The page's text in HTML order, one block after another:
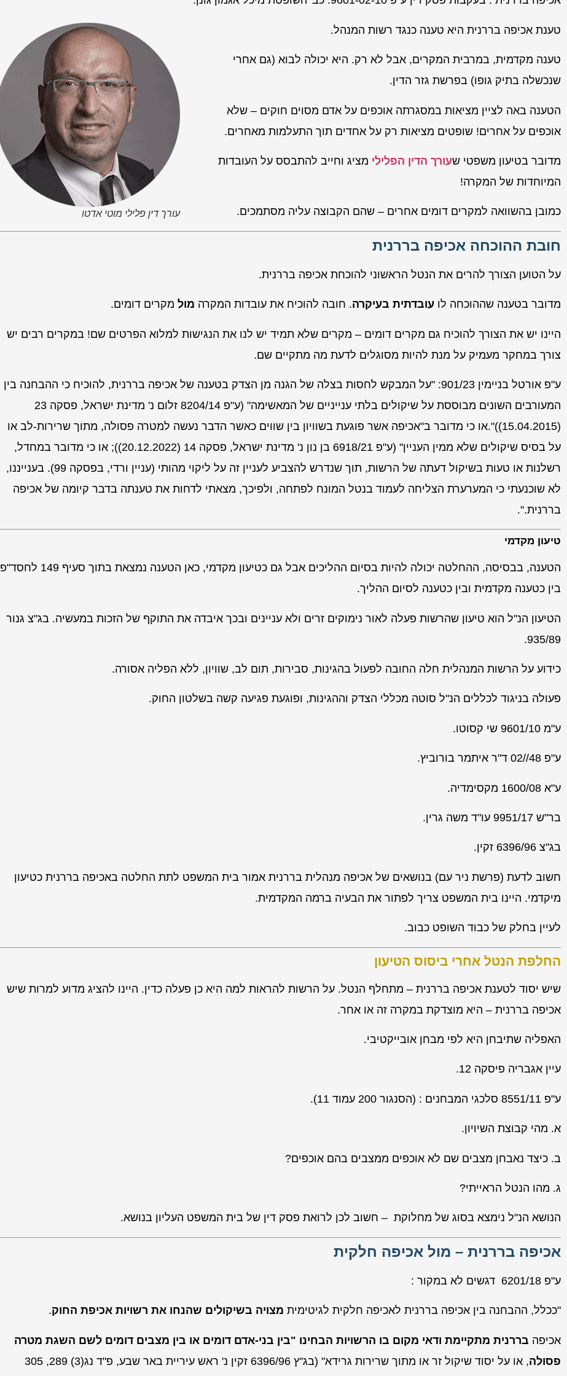
עורך דין פלילי מוטי אדטו
טענת אכיפה בררנית היא טענה כנגד רשות המנהל.
טענה מקדמית, במרבית המקרים, אבל לא רק. היא יכולה לבוא (גם אחרי
שנכשלה בתיק גופו) בפרשת גזר הדין.
הטענה באה לציין מציאות במסגרתה אוכפים על אדם מסוים חוקים – שלא
אוכפים על אחרים! שופטים מציאות רק על אחדים תוך התעלמות מאחרים.
מדובר בטיעון משפטי שעורך הדין הפלילי מציג וחייב להתבסס על העובדות
המיוחדות של המקרה!
כמובן בהשוואה למקרים דומים אחרים – שהם הקבוצה עליה מסתמכים.
חובת ההוכחה אכיפה בררנית
על הטוען הצורך להרים את הנטל הראשוני להוכחת אכיפה בררנית.
מדובר בטענה שההוכחה לו עובדתית בעיקרה. חובה להוכיח את עובדות המקרה מול מקרים דומים.
היינו יש את הצורך להוכיח גם מקרים דומים – מקרים שלא תמיד יש לנו את הנגישות למלוא הפרטים שם! במקרים רבים יש
צורך במחקר מעמיק על מנת להיות מסוגלים לדעת מה מתקיים שם.
ע"פ אורטל בניימין 901/23: "על המבקש לחסות בצלה של הגנה מן הצדק בטענה של אכיפה בררנית, להוכיח כי ההבחנה בין
המעורבים השונים מבוססת על שיקולים בלתי ענייניים של המאשימה" (ע"פ 8204/14 זלום נ' מדינת ישראל
, פסקה 23
(15.04.2015)‏)".או כי מדובר ב"אכיפה אשר פוגעת בשוויון בין שווים כאשר הדבר נעשה למטרה פסולה, מתוך שרירות-לב או
על בסיס שיקולים שלא ממין העניין" (ע"פ 6918/21 בן נון נ' מדינת ישראל, פסקה 14 (20.12.2022)); או כי מדובר במחדל,
רשלנות או טעות בשיקול דעתה של הרשות, תוך שנדרש להצביע לעניין זה על ליקוי מהותי (עניין ורדי, בפסקה 99). בענייננו,
לא שוכנעתי כי המערערת הצליחה לעמוד בנטל המונח לפתחה, ולפיכך, מצאתי לדחות את טענתה בדבר קיומה של אכיפה
בררנית.".
טיעון מקדמי
הטענה, בבסיסה, ההחלטה יכולה להיות בסיום ההליכים אבל גם כטיעון מקדמי, כאן הטענה נמצאת בתוך סעיף 149 לחסד"פ
בין כטענה מקדמית ובין כטענה לסיום ההליך.
הטיעון הנ"ל הוא טיעון שהרשות פעלה לאור נימוקים זרים ולא עניינים ובכך איבדה את התוקף של הזכות במעשיה. בג"צ גנור
935/89.
כידוע על הרשות המנהלית חלה החובה לפעול בהגינות, סבירות, תום לב, שוויון, ללא הפליה אסורה.
פעולה בניגוד לכללים הנ"ל סוטה מכללי הצדק וההגינות, ופוגעת פגיעה קשה בשלטון החוק.
ע"מ 9601/10 שי קסוטו.
ע"פ 48//02 ד"ר איתמר בורוביץ.
ע"א 1600/08 מקסימדיה.
בר"ש 9951/17 עו"ד משה גרין.
בג"צ 6396/96 זקין.
חשוב לדעת (פרשת ניר עם) בנושאים של אכיפה מנהלית בררנית אמור בית המשפט לתת החלטה באכיפה בררנית כטיעון
מיקדמי. היינו בית המשפט צריך לפתור את הבעיה ברמה המקדמית.
לעיין בחלק של כבוד השופט כבוב.
החלפת הנטל אחרי ביסוס הטיעון
שיש יסוד לטענת אכיפה בררנית – מתחלף הנטל. על הרשות להראות למה היא כן פעלה כדין. היינו להציג מדוע למרות שיש
אכיפה בררנית – היא מוצדקת במקרה זה או אחר.
האפליה שתיבחן היא לפי מבחן אובייקטיבי.
עיין אגבריה פיסקה 12.
ע"פ 8551/11 סלכגי המבחנים : (הסנגור 200 עמוד 11).
א. מהי קבוצת השיויון.
ב. כיצד נאבחן מצבים שם לא אוכפים ממצבים בהם אוכפים?
ג. מהו הנטל הראייתי?
הנושא הנ"ל נימצא בסוג של מחלוקת – חשוב לכן לרואת פסק דין של בית המשפט העליון בנושא.
אכיפה בררנית – מול אכיפה חלקית
ע"פ 6201/18 דגשים לא במקור :
"ככלל, ההבחנה בין אכיפה בררנית לאכיפה חלקית לגיטימית מצויה בשיקולים שהנחו את רשויות אכיפת החוק.
אכיפה בררנית מתקיימת ודאי מקום בו הרשויות הבחינו "בין בני-אדם דומים או בין מצבים דומים לשם השגת מטרה
פסולה, או על יסוד שיקול זר או מתוך שרירות גרידא" (בג"ץ 6396/96 זקין נ' ראש עיריית באר שבע
, פ"ד נג(3) 289, 305